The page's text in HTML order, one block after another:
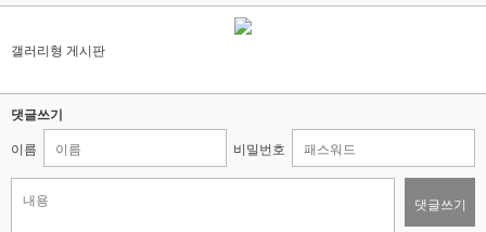
갤러리형 게시판
댓글쓰기
이름 비밀번호
댓글쓰기